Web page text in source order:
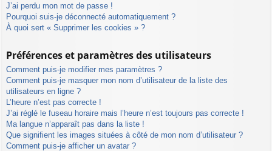
J’ai perdu mon mot de passe !
Pourquoi suis-je déconnecté automatiquement ?
À quoi sert « Supprimer les cookies » ?
Préférences et paramètres des utilisateurs
Comment puis-je modifier mes paramètres ?
Comment puis-je masquer mon nom d’utilisateur de la liste des
utilisateurs en ligne ?
L’heure n’est pas correcte !
J’ai réglé le fuseau horaire mais l’heure n’est toujours pas correcte !
Ma langue n’apparaît pas dans la liste !
Que signifient les images situées à côté de mon nom d’utilisateur ?
Comment puis-je afficher un avatar ?